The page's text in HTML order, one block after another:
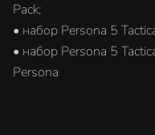
Pack;
• набор Persona 5
• набор Persona 5
Persona